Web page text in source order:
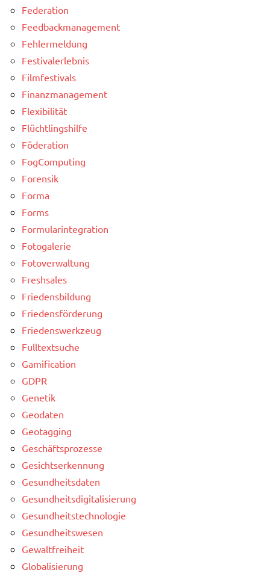
Federation
Feedbackmanagement
Fehlermeldung
Festivalerlebnis
Filmfestivals
Finanzmanagement
Flexibilität
Flüchtlingshilfe
Föderation
FogComputing
Forensik
Forma
Forms
Formularintegration
Fotogalerie
Fotoverwaltung
Freshsales
Friedensbildung
Friedensförderung
Friedenswerkzeug
Fulltextsuche
Gamification
GDPR
Genetik
Geodaten
Geotagging
Geschäftsprozesse
Gesichtserkennung
Gesundheitsdaten
Gesundheitsdigitalisierung
Gesundheitstechnologie
Gesundheitswesen
Gewaltfreiheit
Globalisierung